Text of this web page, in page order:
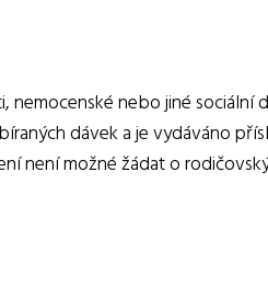
nebo jiné sociální
dávek a je vydáváno
není možné žádat o